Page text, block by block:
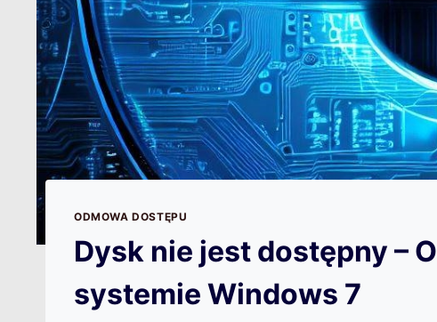
ODMOWA DOSTĘPU
Dysk nie jest dostępny –
systemie Windows 7